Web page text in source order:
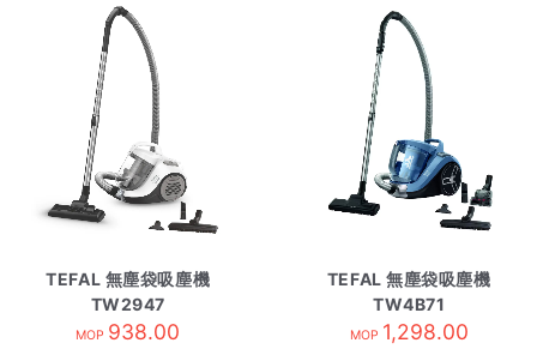
TEFAL 無塵袋吸塵機
TW2947
MOP 938.00
TEFAL 無塵袋吸塵機
TW4B71
MOP 1,298.00